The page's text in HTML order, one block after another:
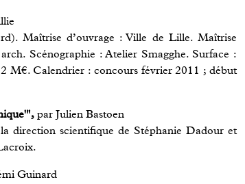
Maîtrise d’ouvrage : Ville de Lille. Maîtrise
Scénographie : Atelier Smagghe. Surface :
M€. Calendrier : concours février 2011 ; début
par Julien Bastoen
direction scientifique de Stéphanie Dadour et
Guinard